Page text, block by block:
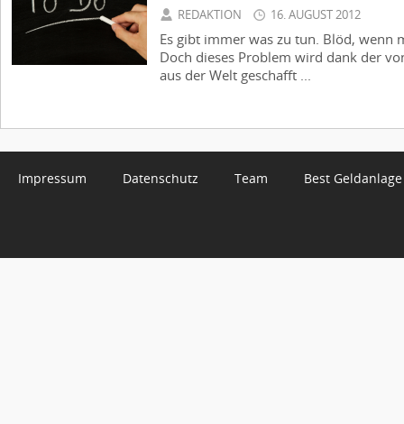
REDAKTION 16. AUGUST 2012
Es gibt immer was zu tun. Blöd, wenn
Doch dieses Problem wird dank der
aus der Welt geschafft ...
Impressum Datenschutz Team Best Geldanlage